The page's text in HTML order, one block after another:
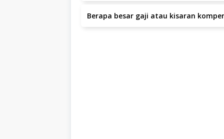
Berapa besar gaji atau kisaran